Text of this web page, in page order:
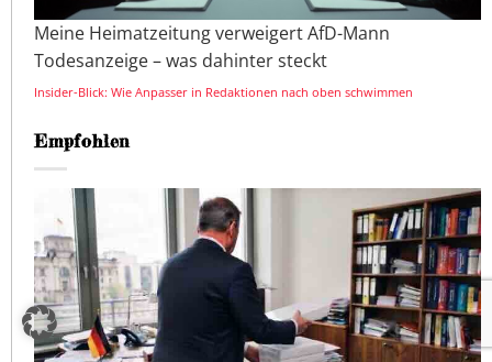
Meine Heimatzeitung verweigert AfD-Mann
Todesanzeige – was dahinter steckt
Insider-Blick: Wie Anpasser in Redaktionen nach oben schwimmen
Empfohlen